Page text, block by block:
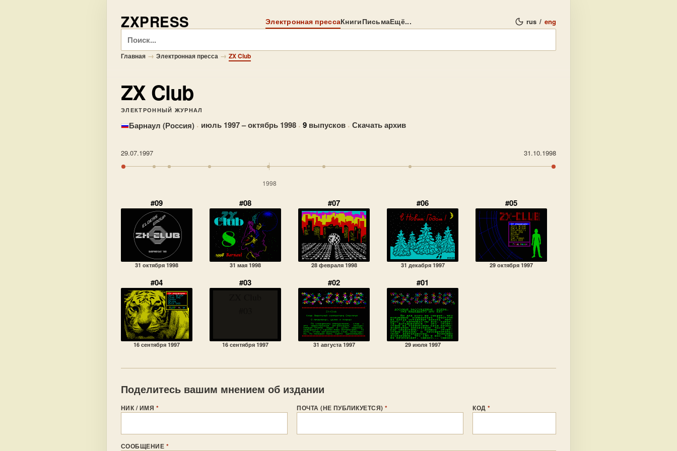
ZXPRESS Электронная прессаКнигиПисьмаЕщё... rus / eng
Поиск
Главная → Электронная пресса → ZX Club
ZX Club
ЭЛЕКТРОННЫЙ ЖУРНАЛ
Барнаул (Россия) · июль 1997 – октябрь 1998 · 9 выпусков · Скачать архив
29.07.1997 31.10.1998
1998
#09
31 октября 1998
#08
31 мая 1998
#07
28 февраля 1998
#06
31 декабря 1997
#05
29 октября 1997
#04
16 сентября 1997
#03
16 сентября 1997
#02
31 августа 1997
#01
29 июля 1997
Поделитесь вашим мнением об издании
НИК / ИМЯ * ПОЧТА (НЕ ПУБЛИКУЕТСЯ)* КОД*
СООБЩЕНИЕ *